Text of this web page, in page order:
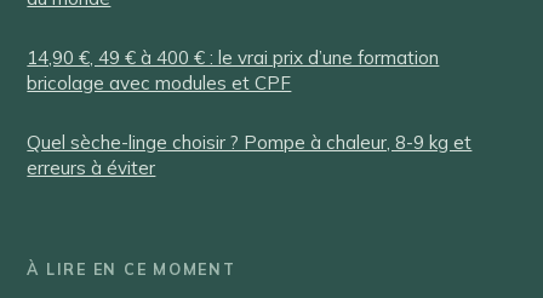
14,90 €, 49 € à 400 € : le vrai prix d’une formation
bricolage avec modules et CPF
Quel sèche-linge choisir ? Pompe à chaleur, 8-9 kg et
erreurs à éviter
À LIRE EN CE MOMENT